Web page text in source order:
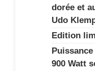
dorée et
Udo
Edition
900 Watt